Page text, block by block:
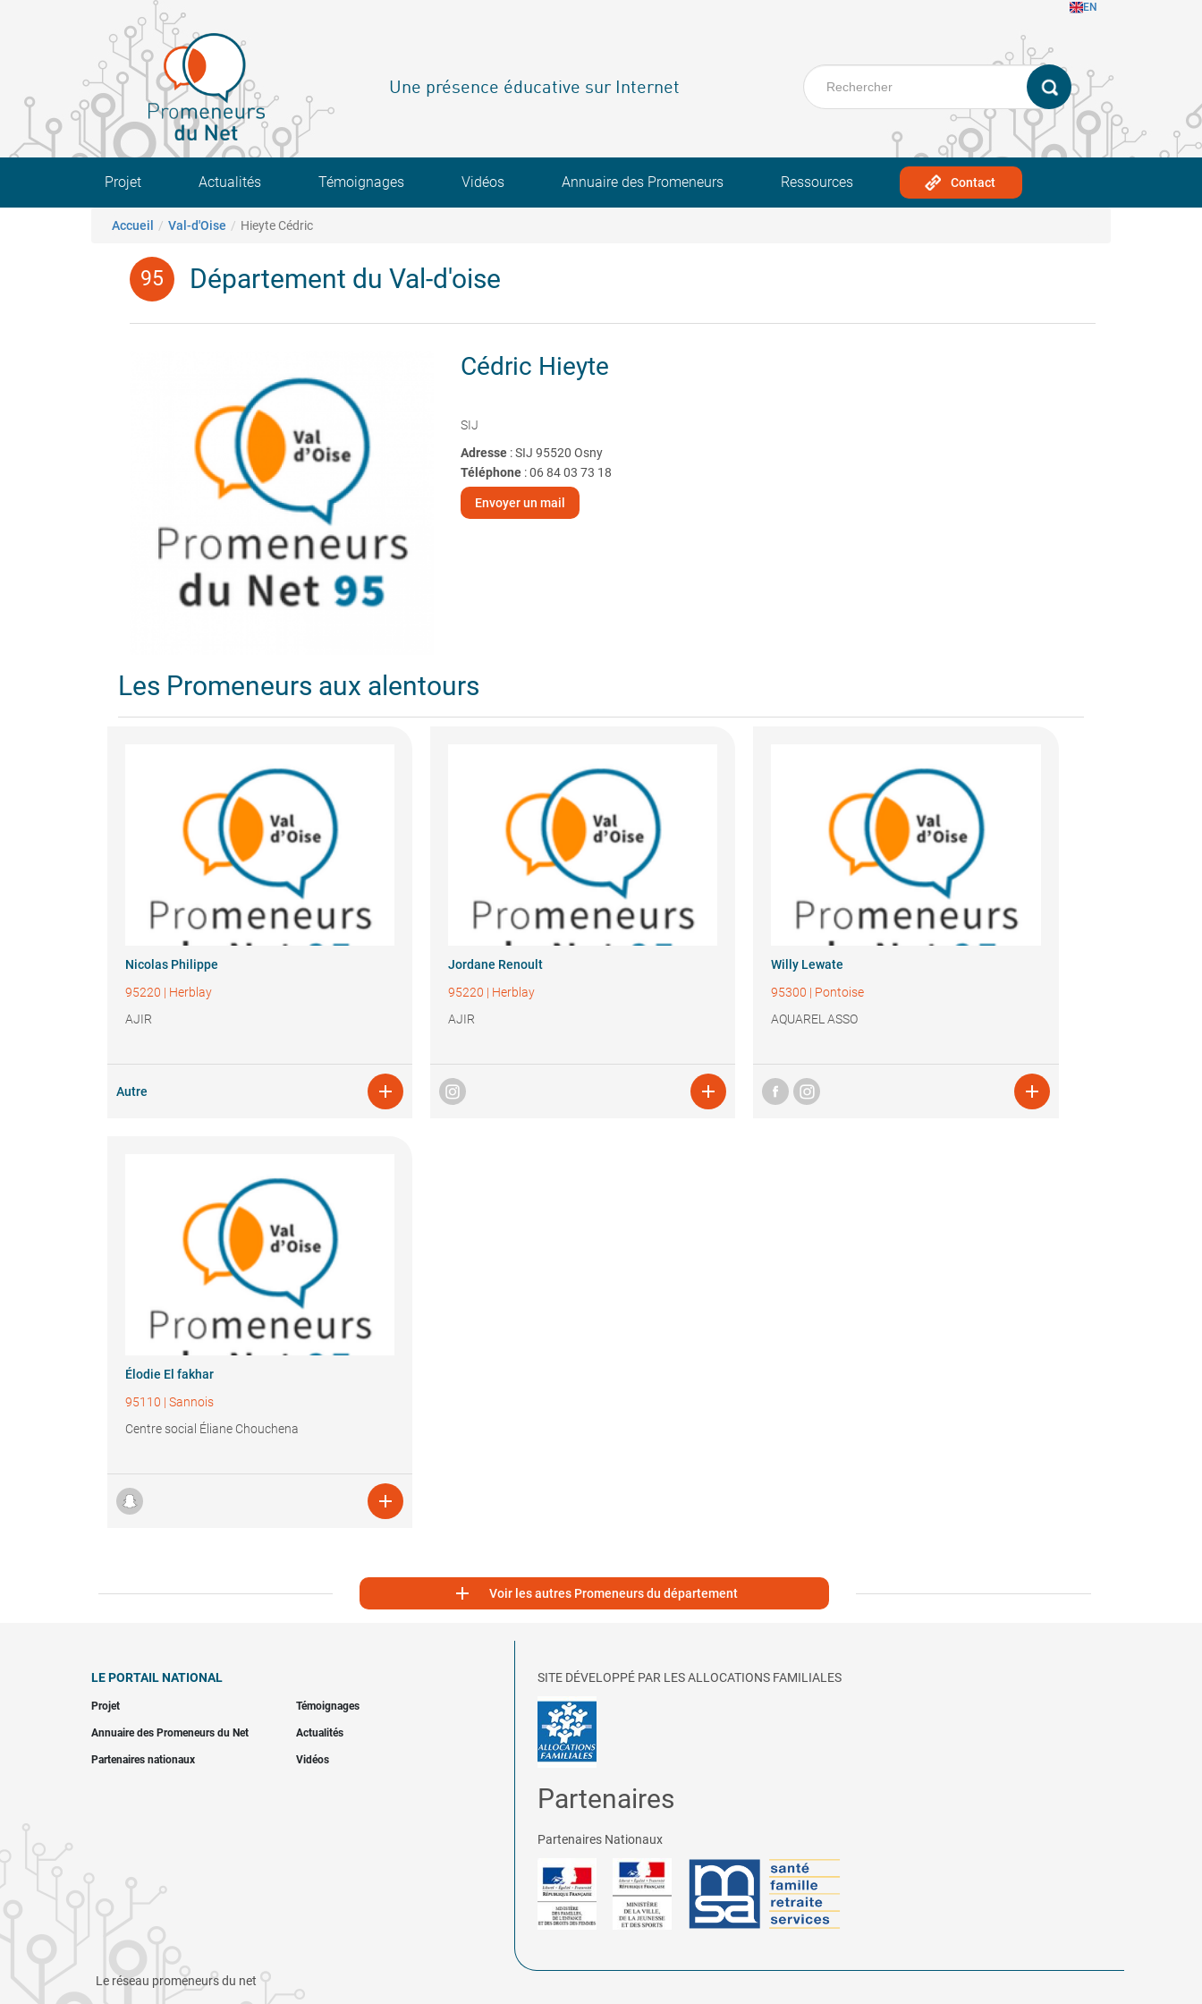
EN
Une présence éducative sur Internet
Main navigation
Projet Actualités Témoignages Vidéos Annuaire des Promeneurs Ressources Contact
Fil d'Ariane
Accueil Val-d'Oise Hieyte Cédric
Département du Val-d'oise
Cédric Hieyte
SIJ
Adresse : SIJ 95520 Osny
Téléphone:06 84 03 73 18
Envoyer un mail
Les Promeneurs aux alentours
Nicolas Philippe
95220 | Herblay
AJIR
Autre 
Jordane Renoult
95220 | Herblay
AJIR

Willy Lewate
95300 | Pontoise
AQUAREL ASSO

Élodie El fakhar
95110 | Sannois
Centre social Éliane Chouchena

 Voir les autres Promeneurs du département
LE PORTAIL NATIONAL
Projet Témoignages
Annuaire des Promeneurs du Net Actualités
Partenaires nationaux Vidéos
SITE DÉVELOPPÉ PAR LES ALLOCATIONS FAMILIALES
Partenaires
Partenaires Nationaux
Le réseau promeneurs du net